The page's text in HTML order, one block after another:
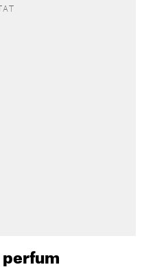
perfum